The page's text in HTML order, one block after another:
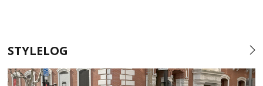
STYLELOG